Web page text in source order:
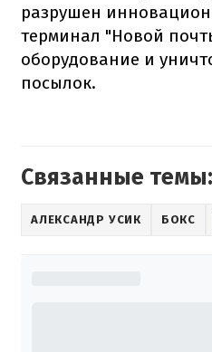
разрушен
терминал "Новой
оборудование и
посылок.
Связанные темы:
АЛЕКСАНДР УСИК БОКС